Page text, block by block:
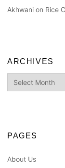
Akhwani on Rice
ARCHIVES
Archives
PAGES
About Us